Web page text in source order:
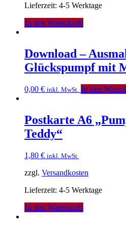
Lieferzeit: 4-5 Werktage
In den Warenkorb
Download –
Glückspumpf mit
0,00 € inkl. MwSt. In den
Postkarte A6
Teddy“
1,80 € inkl. MwSt.
zzgl. Versandkosten
Lieferzeit: 4-5 Werktage
In den Warenkorb